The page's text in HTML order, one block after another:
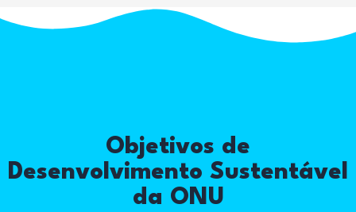
Objetivos de
Desenvolvimento Sustentável
da ONU